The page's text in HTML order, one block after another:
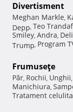
Divertisment
Meghan Markle,
Depp, Teo
Smiley, Andra,
Trump, Program
Frumuseţe
Păr, Rochii, Unghii,
Manichiura,
Tratament celulita